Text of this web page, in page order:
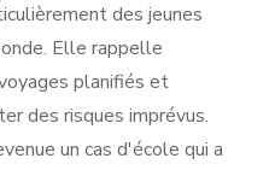
des jeunes
Elle rappelle
planifiés et
des risques imprévus.
un cas d'école qui a